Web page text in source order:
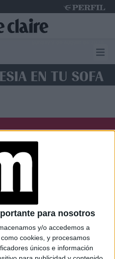
para nosotros
y/o accedemos a
cookies, y procesamos
únicos e información
EN TU SOFA
Noticias
Parabrisas
Break BATimes
los derechos reservados
Intelectual: Nro. 5346433